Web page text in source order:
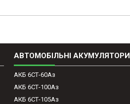
АВТОМОБІЛЬНІ АКУМУЛЯТОРИ
АКБ 6СТ-60Аз
АКБ 6СТ-100Аз
АКБ 6СТ-105Аз